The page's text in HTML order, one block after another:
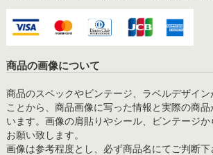
商品の画像について
商品のスペックやビンテージ、ラベルデザイ
ことから、商品画像に写った情報と実際の商
います。画像の肩貼りやシール、ビンテージか
お願い致します。
画像は参考程度とし、必ず商品名にてご判断下